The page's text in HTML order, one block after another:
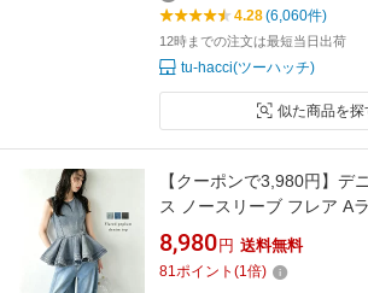
4.28(6,060件)
12時までの注文は最短当日出荷
tu-hacci(ツーハッチ)
似た商品を探
【クーポンで3,980円】デ
ス ノースリーブ フレア A
痩せ デニムブラウス きれ
春夏新作【atpss26-2214】
8月20日入荷予定順次発送
8,980 円 送料無料
81ポイント (1倍)